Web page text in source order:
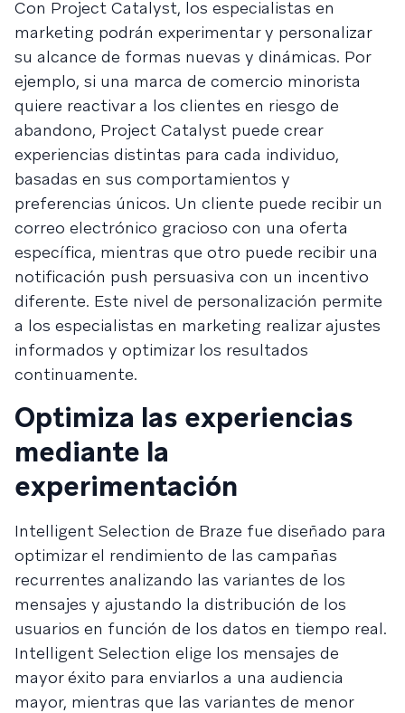
Con Project Catalyst, los especialistas en
marketing podrán experimentar y personalizar
su alcance de formas nuevas y dinámicas. Por
ejemplo, si una marca de comercio minorista
quiere reactivar a los clientes en riesgo de
abandono, Project Catalyst puede crear
experiencias distintas para cada individuo,
basadas en sus comportamientos y
preferencias únicos. Un cliente puede recibir un
correo electrónico gracioso con una oferta
específica, mientras que otro puede recibir una
notificación push persuasiva con un incentivo
diferente. Este nivel de personalización permite
a los especialistas en marketing realizar ajustes
informados y optimizar los resultados
continuamente.
Optimiza las experiencias
mediante la
experimentación
Intelligent Selection de Braze fue diseñado para
optimizar el rendimiento de las campañas
recurrentes analizando las variantes de los
mensajes y ajustando la distribución de los
usuarios en función de los datos en tiempo real.
Intelligent Selection elige los mensajes de
mayor éxito para enviarlos a una audiencia
mayor, mientras que las variantes de menor